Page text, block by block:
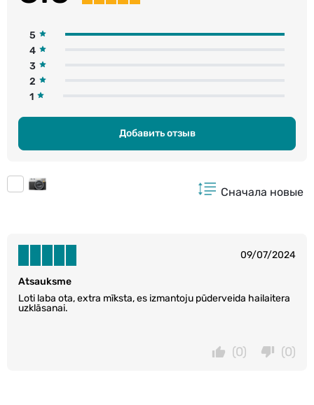
5
4
3
2
1
Добавить отзыв
Сначала новые
09/07/2024
Atsauksme
Loti laba ota, extra mīksta, es izmantoju pūderveida hailaitera
uzklāsanai.
(0)
(0)